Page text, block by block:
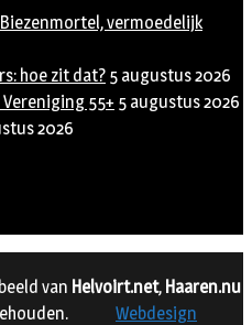
vermoedelijk
hoe zit dat? 5 augustus 2026
55+ 5 augustus 2026
2026
van Helvoirt.net, Haaren.nu
Webdesign